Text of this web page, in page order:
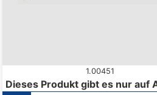
1.00451
Dieses Produkt gibt es nur auf